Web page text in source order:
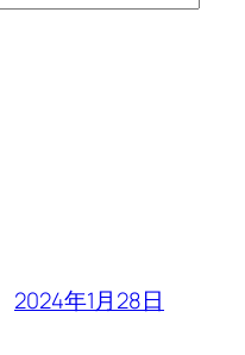
2024年1月28日